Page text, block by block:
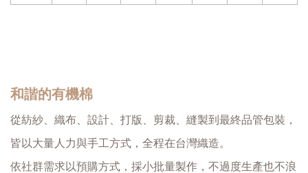
和諧的有機棉
從紡紗、織布、設計、打版、剪裁、縫製到最終品管包裝，
皆以大量人力與手工方式，全程在台灣織造。
依社群需求以預購方式，採小批量製作，不過度生產也不浪